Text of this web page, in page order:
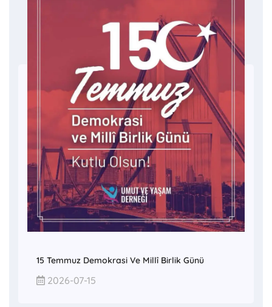
15 Temmuz Demokrasi Ve Millî Birlik Günü
2026-07-15